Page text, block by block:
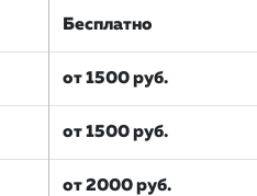
Бесплатно
от 1500 руб.
от 1500 руб.
от 2000 руб.